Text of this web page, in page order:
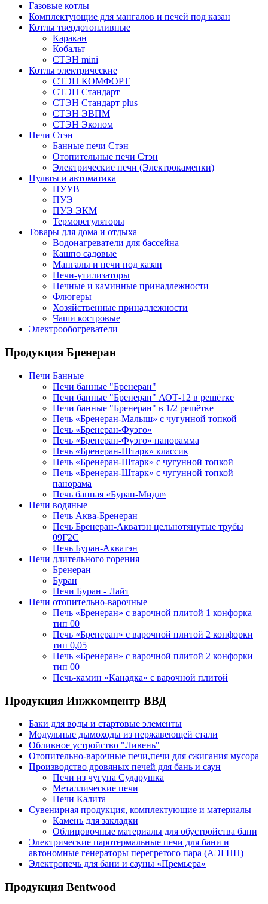
Газовые котлы
Комплектующие для мангалов и печей под казан
Котлы твердотопливные
Каракан
Кобальт
СТЭН mini
Котлы электрические
СТЭН КОМФОРТ
СТЭН Стандарт
СТЭН Стандарт plus
СТЭН ЭВПМ
СТЭН Эконом
Печи Стэн
Банные печи Стэн
Отопительные печи Стэн
Электрические печи (Электрокаменки)
Пульты и автоматика
ПУУВ
ПУЭ
ПУЭ ЭКМ
Терморегуляторы
Товары для дома и отдыха
Водонагреватели для бассейна
Кашпо садовые
Мангалы и печи под казан
Печи-утилизаторы
Печные и каминные принадлежности
Флюгеры
Хозяйственные принадлежности
Чаши костровые
Электрообогреватели
Продукция Бренеран
Печи Банные
Печи банные "Бренеран"
Печи банные "Бренеран" АОТ-12 в решётке
Печи банные "Бренеран" в 1/2 решётке
Печь «Бренеран-Малыш» с чугунной топкой
Печь «Бренеран-Фуэго»
Печь «Бренеран-Фуэго» панорамма
Печь «Бренеран-Штарк» классик
Печь «Бренеран-Штарк» с чугунной топкой
Печь «Бренеран-Штарк» с чугунной топкой
панорама
Печь банная «Буран-Мидл»
Печи водяные
Печь Аква-Бренеран
Печь Бренеран-Акватэн цельнотянутые трубы
09Г2С
Печь Буран-Акватэн
Печи длительного горения
Бренеран
Буран
Печи Буран - Лайт
Печи отопительно-варочные
Печь «Бренеран» с варочной плитой 1 конфорка
тип 00
Печь «Бренеран» с варочной плитой 2 конфорки
тип 0,05
Печь «Бренеран» с варочной плитой 2 конфорки
тип 00
Печь-камин «Канадка» с варочной плитой
Продукция Инжкомцентр ВВД
Баки для воды и стартовые элементы
Модульные дымоходы из нержавеющей стали
Обливное устройство "Ливень"
Отопительно-варочные печи,печи для сжигания мусора
Производство дровяных печей для бань и саун
Печи из чугуна Сударушка
Металлические печи
Печи Калита
Сувенирная продукция, комплектующие и материалы
Камень для закладки
Облицовочные материалы для обустройства бани
Электрические паротермальные печи для бани и
автономные генераторы перегретого пара (АЭГПП)
Электропечь для бани и сауны «Премьера»
Продукция Bentwood